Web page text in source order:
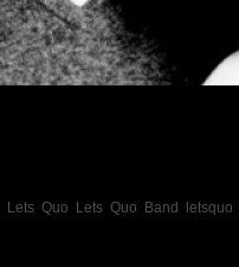
Lets Quo Lets Quo Band letsquo